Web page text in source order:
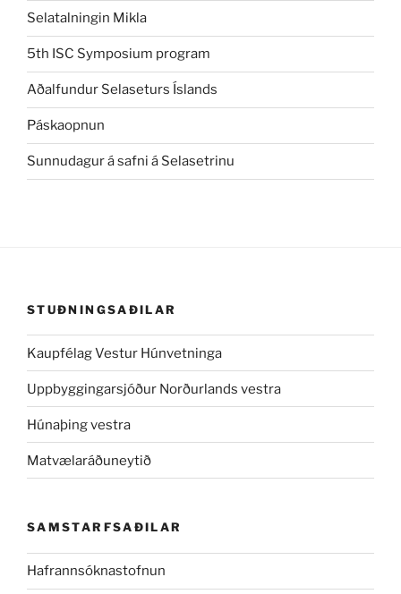
Selatalningin Mikla
5th ISC Symposium program
Aðalfundur Selaseturs Íslands
Páskaopnun
Sunnudagur á safni á Selasetrinu
STUÐNINGSAÐILAR
Kaupfélag Vestur Húnvetninga
Uppbyggingarsjóður Norðurlands vestra
Húnaþing vestra
Matvælaráðuneytið
SAMSTARFSAÐILAR
Hafrannsóknastofnun